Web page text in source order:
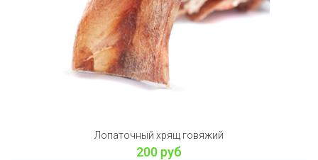
Лопаточный хрящ говяжий
200 руб